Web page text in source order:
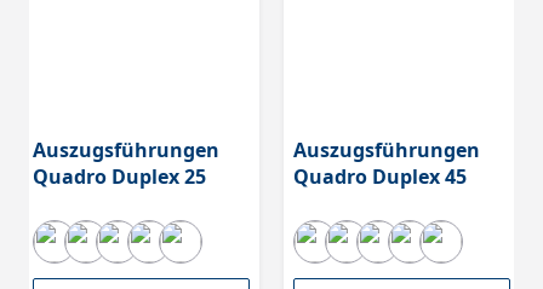
Auszugsführungen
Quadro Duplex 25
Auszugsführungen
Quadro Duplex 45